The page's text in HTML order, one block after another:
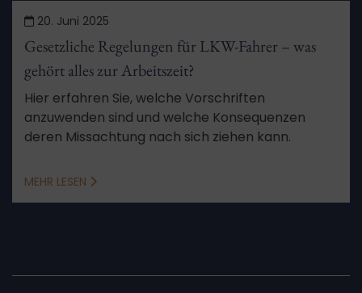
20. Juni 2025
Gesetzliche Regelungen für LKW-Fahrer – was
gehört alles zur Arbeitszeit?
Hier erfahren Sie, welche Vorschriften
anzuwenden sind und welche Konsequenzen
deren Missachtung nach sich ziehen kann.
MEHR LESEN